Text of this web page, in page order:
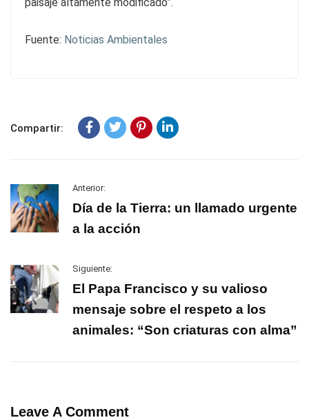
Fuente: Noticias Ambientales
Compartir:
Anterior:
Día de la Tierra: un llamado urgente
a la acción
Siguiente:
El Papa Francisco y su valioso
mensaje sobre el respeto a los
animales: “Son criaturas con alma”
Leave A Comment